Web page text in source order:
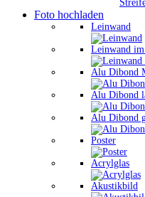
Foto hochladen
Leinwand
Leinwand im
Alu Dibond
Alu Dibond
Alu Dibond
Poster
Acrylglas
Akustikbild